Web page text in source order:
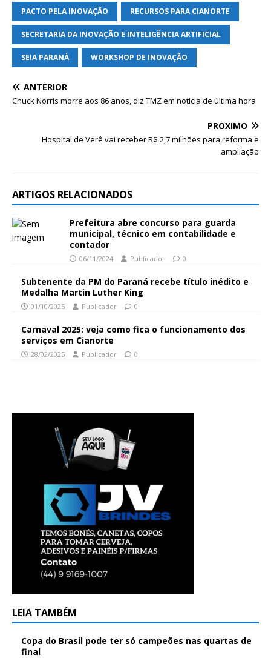
PACTO PELA INOVAÇÃO RECURSOS PARA CIANORTE
SECRETARIA DA INOVAÇÃO E INTELIGÊNCIA ARTIFICIAL
SEIA PARANÁ WORKSHOP DE INOVAÇÃO
ANTERIOR
Chuck Norris morre aos 86 anos, diz TMZ em notícia de última hora
PRÓXIMO
Hospital de Verê vai receber R$ 2,7 milhões para reforma e
ampliação
ARTIGOS RELACIONADOS
Prefeitura abre concurso para guarda
municipal, técnico em contabilidade e
contador
06/11/2024 Publicador 0
Subtenente da PM do Paraná recebe título inédito e
Medalha Martin Luther King
01/10/2025 Publicador 0
Carnaval 2025: veja como fica o funcionamento dos
serviços em Cianorte
28/02/2025 Publicador 0
LEIA TAMBÉM
Copa do Brasil pode ter só campeões nas quartas de
final